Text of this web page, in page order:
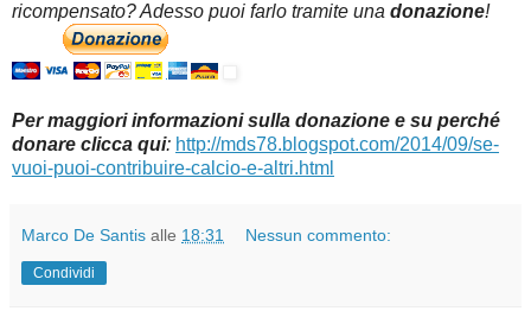
ricompensato? Adesso puoi farlo tramite una donazione!
Per maggiori informazioni sulla donazione e su perché
donare clicca qui: http://mds78.blogspot.com/2014/09/se-
vuoi-puoi-contribuire-calcio-e-altri.html
Marco De Santis alle 18:31 Nessun commento:
Condividi